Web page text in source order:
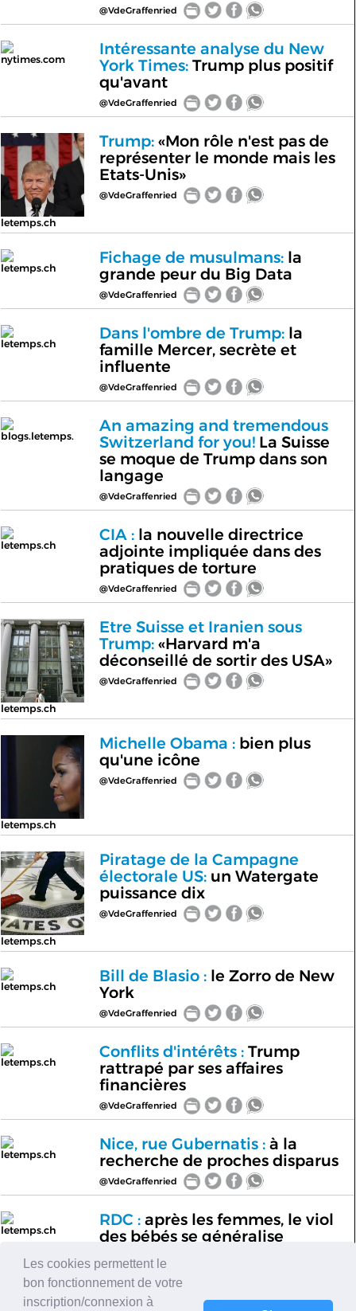
@VdeGraffenried
nytimes.com
Intéressante analyse du New
York Times:Trump plus positif
qu'avant
@VdeGraffenried
letemps.ch
Trump:«Mon rôle n'est pas de
représenter le monde mais les
Etats-Unis»
@VdeGraffenried
letemps.ch
Fichage de musulmans:la
grande peur du Big Data
@VdeGraffenried
letemps.ch
Dans l'ombre de Trump:la
famille Mercer, secrète et
influente
@VdeGraffenried
blogs.letemps.
An amazing and tremendous
Switzerland for you!La Suisse
se moque de Trump dans son
langage
@VdeGraffenried
letemps.ch
CIA :la nouvelle directrice
adjointe impliquée dans des
pratiques de torture
@VdeGraffenried
letemps.ch
Etre Suisse et Iranien sous
Trump:«Harvard m'a
déconseillé de sortir des USA»
@VdeGraffenried
letemps.ch
Michelle Obama :bien plus
qu'une icône
@VdeGraffenried
letemps.ch
Piratage de la Campagne
électorale US:un Watergate
puissance dix
@VdeGraffenried
letemps.ch
Bill de Blasio :le Zorro de New
York
@VdeGraffenried
letemps.ch
Conflits d'intérêts :Trump
rattrapé par ses affaires
financières
@VdeGraffenried
letemps.ch
Nice, rue Gubernatis :à la
recherche de proches disparus
@VdeGraffenried
letemps.ch
RDC :après les femmes, le viol
des bébés se généralise
@VdeGraffenried
État islamique :les Suisses du
Les cookies permettent le
bon fonctionnement de votre
inscription/connexion à